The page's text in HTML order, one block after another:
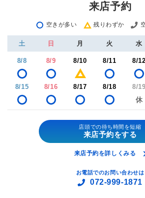
来店予約
空きが多い 残りわずか
土 日 月 火 水
8/8 8/9 8/10 8/11 8/12
8/15 8/16 8/17 8/18 8/19
店頭での待ち時間を短縮
来店予約をする
来店予約を詳しくみる
お電話でのお問い合わせは
072-999-1871